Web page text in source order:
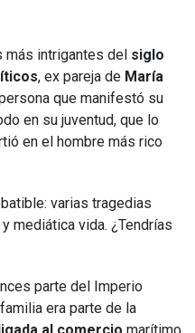
más intrigantes del siglo
, ex pareja de María
que manifestó su
en su juventud, que lo
en el hombre más rico
varias tragedias
mediática vida. ¿Tendrías
parte del Imperio
era parte de la